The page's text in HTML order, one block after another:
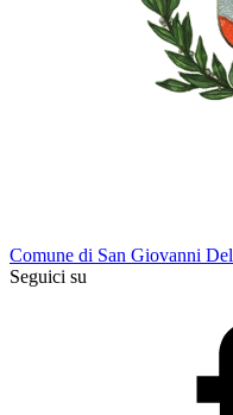
Comune di San Giovanni
Seguici su